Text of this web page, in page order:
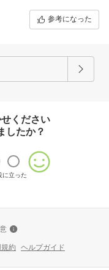
参考になった
ください
したか？
に立った
約 ヘルプガイド